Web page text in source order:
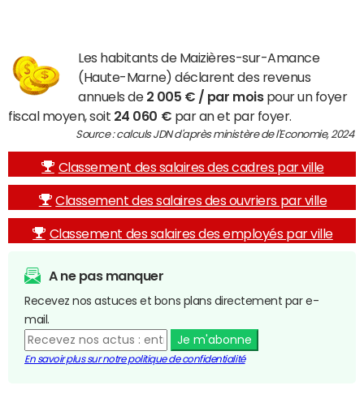
Les habitants de Maizières-sur-Amance
(Haute-Marne) déclarent des revenus
annuels de 2 005 € / par moispour un foyer
fiscal moyen, soit 24 060 € par an et par foyer.
Source : calculs JDN d'après ministère de l'Economie, 2024
Classement des salaires des cadres par ville
Classement des salaires des ouvriers par ville
Classement des salaires des employés par ville
A ne pas manquer
Recevez nos astuces et bons plans directement par e-
mail.
Je m'abonne
En savoir plus sur notre politique de confidentialité